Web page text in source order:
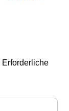
Erforderliche